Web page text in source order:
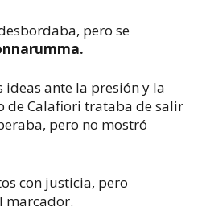
pero se
ideas ante la presión y la
de Calafiori trataba de salir
pero no mostró
con justicia, pero
marcador.